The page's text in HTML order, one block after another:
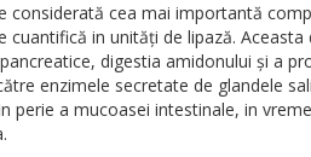
considerată cea mai importantă
cuantifică in unităţi de lipază. Aceasta
digestia amidonului şi a
enzimele secretate de glandele
perie a mucoasei intestinale, in